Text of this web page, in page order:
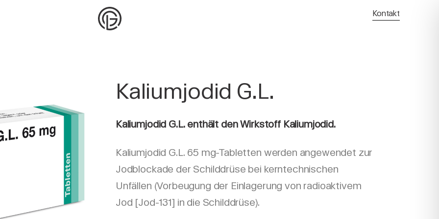
Kontakt
Kaliumjodid G.L.
Kaliumjodid G.L. enthält den Wirkstoff Kaliumjodid.
Kaliumjodid G.L. 65 mg-Tabletten werden angewendet zur
Jodblockade der Schilddrüse bei kerntechnischen
Unfällen (Vorbeugung der Einlagerung von radioaktivem
Jod [Jod-131] in die Schilddrüse).